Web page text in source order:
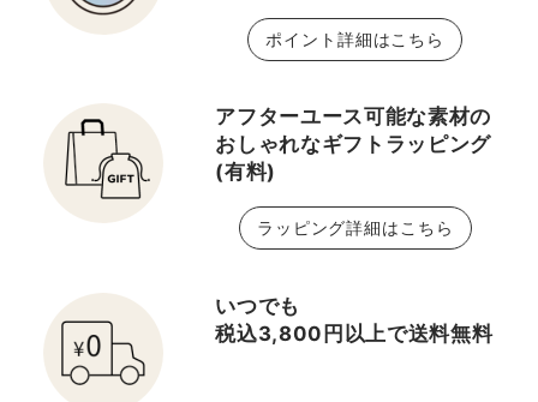
ポイント詳細はこちら
アフターユース可能な素材の
おしゃれなギフトラッピング
(有料)
ラッピング詳細はこちら
いつでも
税込3,800円以上で送料無料